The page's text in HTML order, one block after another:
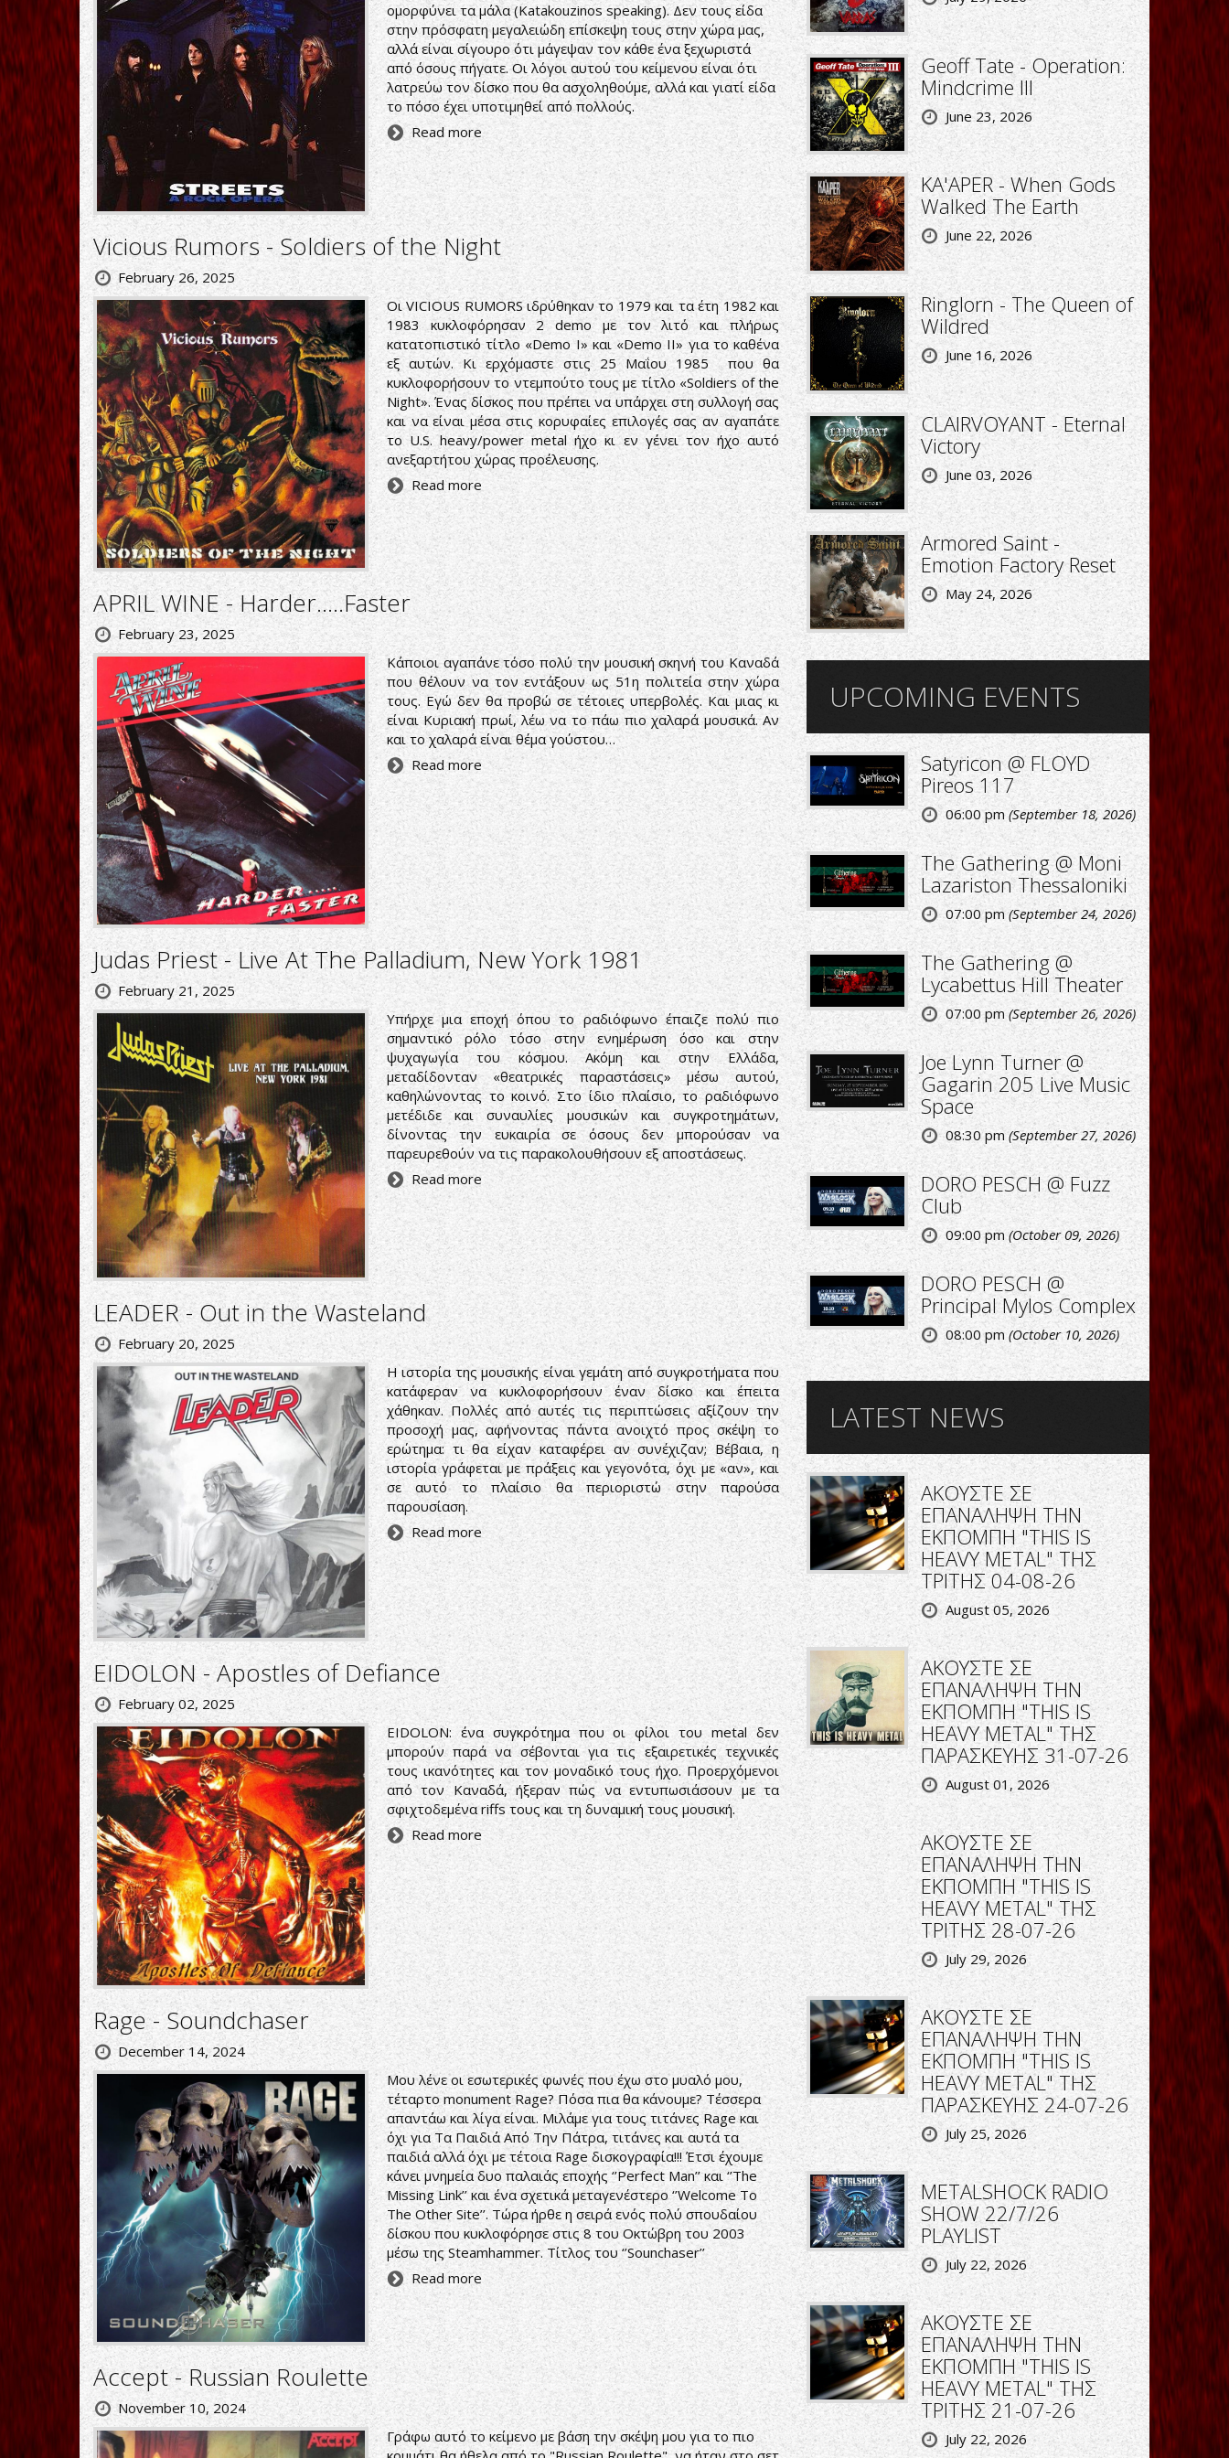
ομορφύνει τα μάλα (Katakouzinos speaking). Δεν τους είδα
στην πρόσφατη μεγαλειώδη επίσκεψη τους στην χώρα μας,
αλλά είναι σίγουρο ότι μάγεψαν τον κάθε ένα ξεχωριστά
από όσους πήγατε. Οι λόγοι αυτού του κείμενου είναι ότι
λατρεύω τον δίσκο που θα ασχοληθούμε, αλλά και γιατί είδα
το πόσο έχει υποτιμηθεί από πολλούς.
Read more
Vicious Rumors - Soldiers of the Night
February 26, 2025
Οι VICIOUS RUMORS ιδρύθηκαν το 1979 και τα έτη 1982 και
1983 κυκλοφόρησαν 2 demo με τον λιτό και πλήρως
κατατοπιστικό τίτλο «Demo I» και «Demo ΙΙ» για το καθένα
εξ αυτών. Κι ερχόμαστε στις 25 Μαΐου 1985 που θα
κυκλοφορήσουν το ντεμπούτο τους με τίτλο «Soldiers of the
Night». Ένας δίσκος που πρέπει να υπάρχει στη συλλογή σας
και να είναι μέσα στις κορυφαίες επιλογές σας αν αγαπάτε
το U.S. heavy/power metal ήχο κι εν γένει τον ήχο αυτό
ανεξαρτήτου χώρας προέλευσης.
Read more
APRIL WINE - Harder.....Faster
February 23, 2025
Κάποιοι αγαπάνε τόσο πολύ την μουσική σκηνή του Καναδά
που θέλουν να τον εντάξουν ως 51η πολιτεία στην χώρα
τους. Εγώ δεν θα προβώ σε τέτοιες υπερβολές. Και μιας κι
είναι Κυριακή πρωί, λέω να το πάω πιο χαλαρά μουσικά. Αν
και το χαλαρά είναι θέμα γούστου…
Read more
Judas Priest - Live At The Palladium, New York 1981
February 21, 2025
Υπήρχε μια εποχή όπου το ραδιόφωνο έπαιζε πολύ πιο
σημαντικό ρόλο τόσο στην ενημέρωση όσο και στην
ψυχαγωγία του κόσμου. Ακόμη και στην Ελλάδα,
μεταδίδονταν «θεατρικές παραστάσεις» μέσω αυτού,
καθηλώνοντας το κοινό. Στο ίδιο πλαίσιο, το ραδιόφωνο
μετέδιδε και συναυλίες μουσικών και συγκροτημάτων,
δίνοντας την ευκαιρία σε όσους δεν μπορούσαν να
παρευρεθούν να τις παρακολουθήσουν εξ αποστάσεως.
Read more
LEADER - Out in the Wasteland
February 20, 2025
Η ιστορία της μουσικής είναι γεμάτη από συγκροτήματα που
κατάφεραν να κυκλοφορήσουν έναν δίσκο και έπειτα
χάθηκαν. Πολλές από αυτές τις περιπτώσεις αξίζουν την
προσοχή μας, αφήνοντας πάντα ανοιχτό προς σκέψη το
ερώτημα: τι θα είχαν καταφέρει αν συνέχιζαν; Βέβαια, η
ιστορία γράφεται με πράξεις και γεγονότα, όχι με «αν», και
σε αυτό το πλαίσιο θα περιοριστώ στην παρούσα
παρουσίαση.
Read more
EIDOLON - Apostles of Defiance
February 02, 2025
EIDOLON: ένα συγκρότημα που οι φίλοι του metal δεν
μπορούν παρά να σέβονται για τις εξαιρετικές τεχνικές
τους ικανότητες και τον μοναδικό τους ήχο. Προερχόμενοι
από τον Καναδά, ήξεραν πώς να εντυπωσιάσουν με τα
σφιχτοδεμένα riffs τους και τη δυναμική τους μουσική.
Read more
Rage - Soundchaser
December 14, 2024
Μου λένε οι εσωτερικές φωνές που έχω στο μυαλό μου,
τέταρτο monument Rage? Πόσα πια θα κάνουμε? Τέσσερα
απαντάω και λίγα είναι. Μιλάμε για τους τιτάνες Rage και
όχι για Τα Παιδιά Από Την Πάτρα, τιτάνες και αυτά τα
παιδιά αλλά όχι με τέτοια Rage δισκογραφία!!! Έτσι έχουμε
κάνει μνημεία δυο παλαιάς εποχής ‘’Perfect Man’’ και ‘’The
Missing Link’’ και ένα σχετικά μεταγενέστερο ‘’Welcome To
The Other Site’’. Τώρα ήρθε η σειρά ενός πολύ σπουδαίου
δίσκου που κυκλοφόρησε στις 8 του Οκτώβρη του 2003
μέσω της Steamhammer. Τίτλος του ‘’Sounchaser’’
Read more
Accept - Russian Roulette
November 10, 2024
Γράφω αυτό το κείμενο με βάση την σκέψη μου για το πιο
Geoff Tate - Operation:
Mindcrime III
June 23, 2026
KA'APER - When Gods
Walked The Earth
June 22, 2026
Ringlorn - The Queen of
Wildred
June 16, 2026
CLAIRVOYANT - Eternal
Victory
June 03, 2026
Armored Saint -
Emotion Factory Reset
May 24, 2026
UPCOMING EVENTS
Satyricon @ FLOYD
Pireos 117
06:00 pm (September 18, 2026)
The Gathering @ Moni
Lazariston Thessaloniki
07:00 pm(September 24, 2026)
The Gathering @
Lycabettus Hill Theater
07:00 pm (September 26, 2026)
Joe Lynn Turner @
Gagarin 205 Live Music
Space
08:30 pm(September 27, 2026)
DORO PESCH @ Fuzz
Club
09:00 pm(October 09, 2026)
DORO PESCH @
Principal Mylos Complex
08:00 pm (October 10, 2026)
LATEST NEWS
ΑΚΟΥΣΤΕ ΣΕ
ΕΠΑΝΑΛΗΨΗ ΤΗΝ
ΕΚΠΟΜΠΗ "THIS IS
HEAVY METAL" ΤΗΣ
ΤΡΙΤΗΣ 04-08-26
August 05, 2026
ΑΚΟΥΣΤΕ ΣΕ
ΕΠΑΝΑΛΗΨΗ ΤΗΝ
ΕΚΠΟΜΠΗ "THIS IS
HEAVY METAL" ΤΗΣ
ΠΑΡΑΣΚΕΥΗΣ 31-07-26
August 01, 2026
ΑΚΟΥΣΤΕ ΣΕ
ΕΠΑΝΑΛΗΨΗ ΤΗΝ
ΕΚΠΟΜΠΗ "THIS IS
HEAVY METAL" ΤΗΣ
ΤΡΙΤΗΣ 28-07-26
July 29, 2026
ΑΚΟΥΣΤΕ ΣΕ
ΕΠΑΝΑΛΗΨΗ ΤΗΝ
ΕΚΠΟΜΠΗ "THIS IS
HEAVY METAL" ΤΗΣ
ΠΑΡΑΣΚΕΥΗΣ 24-07-26
July 25, 2026
METALSHOCK RADIO
SHOW 22/7/26
PLAYLIST
July 22, 2026
ΑΚΟΥΣΤΕ ΣΕ
ΕΠΑΝΑΛΗΨΗ ΤΗΝ
ΕΚΠΟΜΠΗ "THIS IS
HEAVY METAL" ΤΗΣ
ΤΡΙΤΗΣ 21-07-26
July 22, 2026